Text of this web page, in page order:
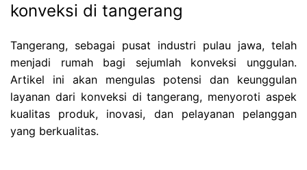
konveksi di tangerang
Tangerang, sebagai pusat industri pulau jawa, telah
menjadi rumah bagi sejumlah konveksi unggulan.
Artikel ini akan mengulas potensi dan keunggulan
layanan dari konveksi di tangerang, menyoroti aspek
kualitas produk, inovasi, dan pelayanan pelanggan
yang berkualitas.